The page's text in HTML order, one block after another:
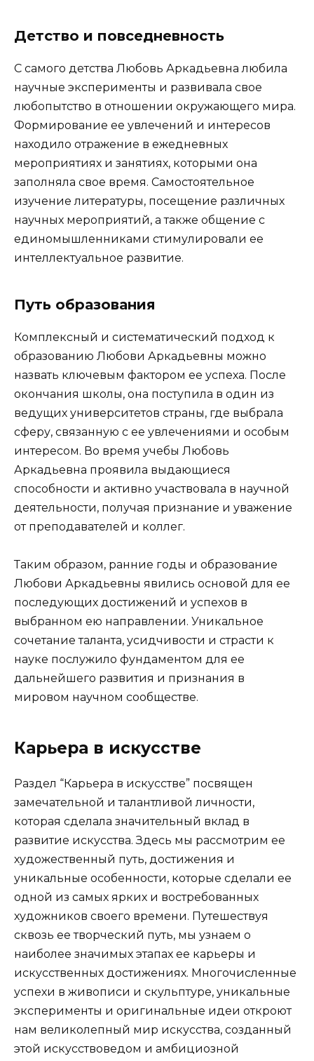
Детство и повседневность
С самого детства Любовь Аркадьевна любила
научные эксперименты и развивала свое
любопытство в отношении окружающего мира.
Формирование ее увлечений и интересов
находило отражение в ежедневных
мероприятиях и занятиях, которыми она
заполняла свое время. Самостоятельное
изучение литературы, посещение различных
научных мероприятий, а также общение с
единомышленниками стимулировали ее
интеллектуальное развитие.
Путь образования
Комплексный и систематический подход к
образованию Любови Аркадьевны можно
назвать ключевым фактором ее успеха. После
окончания школы, она поступила в один из
ведущих университетов страны, где выбрала
сферу, связанную с ее увлечениями и особым
интересом. Во время учебы Любовь
Аркадьевна проявила выдающиеся
способности и активно участвовала в научной
деятельности, получая признание и уважение
от преподавателей и коллег.
Таким образом, ранние годы и образование
Любови Аркадьевны явились основой для ее
последующих достижений и успехов в
выбранном ею направлении. Уникальное
сочетание таланта, усидчивости и страсти к
науке послужило фундаментом для ее
дальнейшего развития и признания в
мировом научном сообществе.
Карьера в искусстве
Раздел “Карьера в искусстве” посвящен
замечательной и талантливой личности,
которая сделала значительный вклад в
развитие искусства. Здесь мы рассмотрим ее
художественный путь, достижения и
уникальные особенности, которые сделали ее
одной из самых ярких и востребованных
художников своего времени. Путешествуя
сквозь ее творческий путь, мы узнаем о
наиболее значимых этапах ее карьеры и
искусственных достижениях. Многочисленные
успехи в живописи и скульптуре, уникальные
эксперименты и оригинальные идеи откроют
нам великолепный мир искусства, созданный
этой искусствоведом и амбициозной